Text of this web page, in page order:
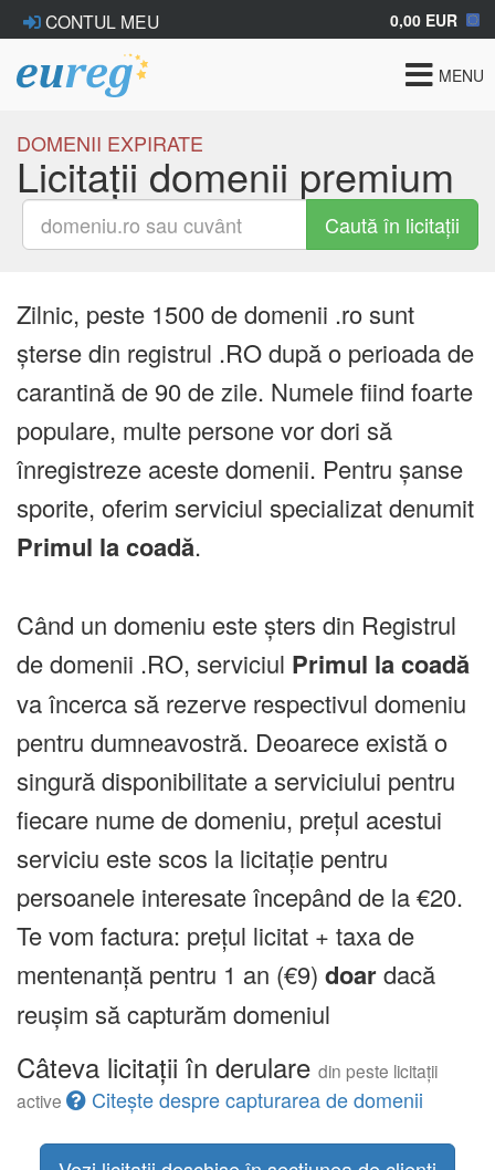
CONTUL MEU 0,00 EUR
Toggle
MENU
DOMENII EXPIRATE
Licitații domenii premium
Caută în licitații
Zilnic, peste 1500 de domenii .ro sunt
șterse din registrul .RO după o perioada de
carantină de 90 de zile. Numele fiind foarte
populare, multe persone vor dori să
înregistreze aceste domenii. Pentru șanse
sporite, oferim serviciul specializat denumit
Primul la coadă.
Când un domeniu este șters din Registrul
de domenii .RO, serviciul Primul la coadă
va încerca să rezerve respectivul domeniu
pentru dumneavostră. Deoarece există o
singură disponibilitate a serviciului pentru
fiecare nume de domeniu, prețul acestui
serviciu este scos la licitație pentru
persoanele interesate începând de la €20.
Te vom factura: prețul licitat + taxa de
mentenanță pentru 1 an (€9) doardacă
reușim să capturăm domeniul
Câteva licitații în derulare din peste licitații
active
Citește despre capturarea de domenii